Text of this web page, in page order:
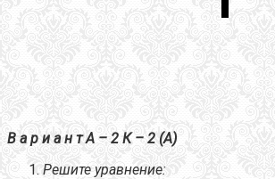
В а р и а н т А – 2 К – 2 (А)
Решите уравнение: